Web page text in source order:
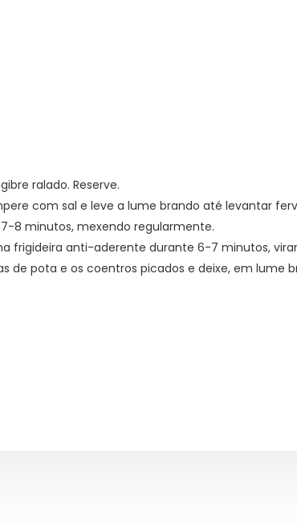
ralado. Reserve.
com sal e leve a lume brando até levantar
8 minutos, mexendo regularmente.
frigideira anti-aderente durante 6-7 minutos,
de pota e os coentros picados e deixe, em lume